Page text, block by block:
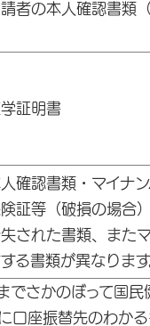
請者の本人確認書類
学証明書
人確認書類・マイナ
険証等（破損の場合）
された書類、また
る書類が異なります
さかのぼって国
口座振替先のわか